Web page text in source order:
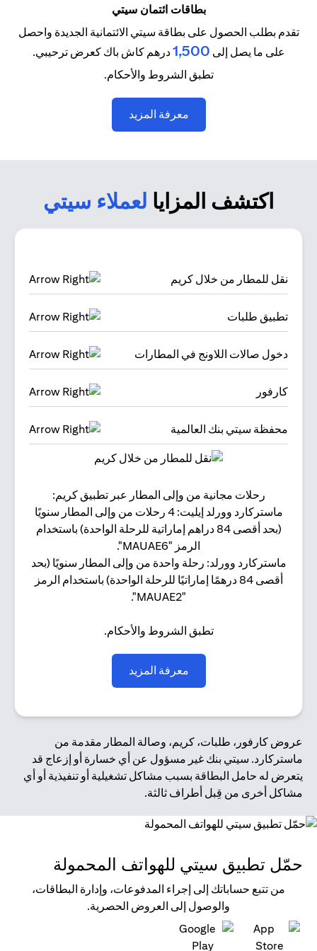
بطاقات ائتمان سيتي
تقدم بطلب الحصول على بطاقة سيتي الائتمانية الجديدة واحصل
على ما يصل إلى 1,500درهم كاش باك كعرض ترحيبي.
تطبق الشروط والأحكام.
معرفة المزيد
اكتشف المزايا لعملاء سيتي
نقل للمطار من خلال كريم
تطبيق طلبات
دخول صالات اللاونج في المطارات
كارفور
محفظة سيتي بنك العالمية
رحلات مجانية من وإلى المطار عبر تطبيق كريم:
ماستركارد وورلد إيليت: 4 رحلات من وإلى المطار سنويًا
(بحد أقصى 84 دراهم إماراتية للرحلة الواحدة) باستخدام
الرمز "MAUAE6".
ماستركارد وورلد: رحلة واحدة من وإلى المطار سنويًا (بحد
أقصى 84 درهمًا إماراتيًا للرحلة الواحدة) باستخدام الرمز
"MAUAE2".
تطبق الشروط والأحكام.
معرفة المزيد
عروض كارفور، طلبات، كريم، وصالة المطار مقدمة من
ماستركارد. سيتي بنك غير مسؤول عن أي خسارة أو إزعاج قد
يتعرض له حامل البطاقة بسبب مشاكل تشغيلية أو تنفيذية أو أي
مشاكل أخرى من قِبل أطراف ثالثة.
حمّل تطبيق سيتي للهواتف المحمولة
من تتبع حساباتك إلى إجراء المدفوعات، وإدارة البطاقات،
والوصول إلى العروض الحصرية.